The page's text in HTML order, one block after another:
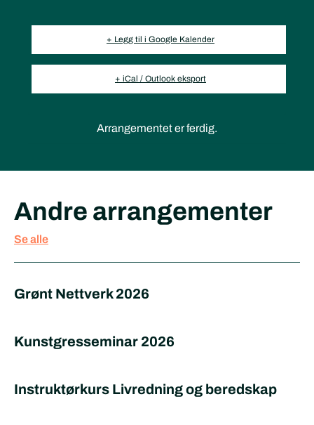
+ Legg til i Google Kalender
+ iCal / Outlook eksport
Arrangementet er ferdig.
Andre arrangementer
Se alle
Grønt Nettverk 2026
Kunstgresseminar 2026
Instruktørkurs Livredning og beredskap